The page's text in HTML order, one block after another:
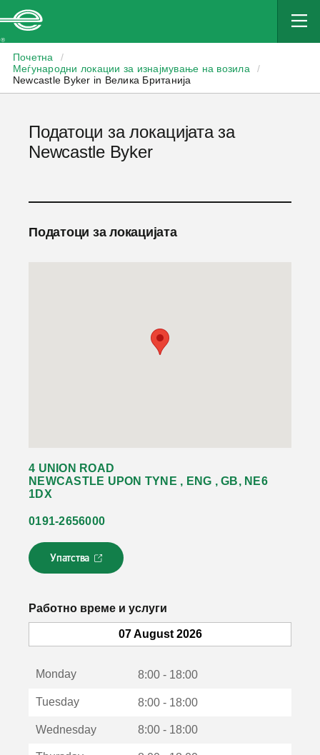
Почетна
/
Меѓународни локации за изнајмување на возила
/
Newcastle Byker in Велика Британија
Податоци за локацијата за
Newcastle Byker
Податоци за локацијата
4 UNION ROAD
NEWCASTLE UPON TYNE , ENG , GB, NE6
1DX
0191-2656000
Упатства
Л
и
к
с
Работно време и услуги
07 August 2026
Monday 8:00 - 18:00
Tuesday 8:00 - 18:00
Wednesday 8:00 - 18:00